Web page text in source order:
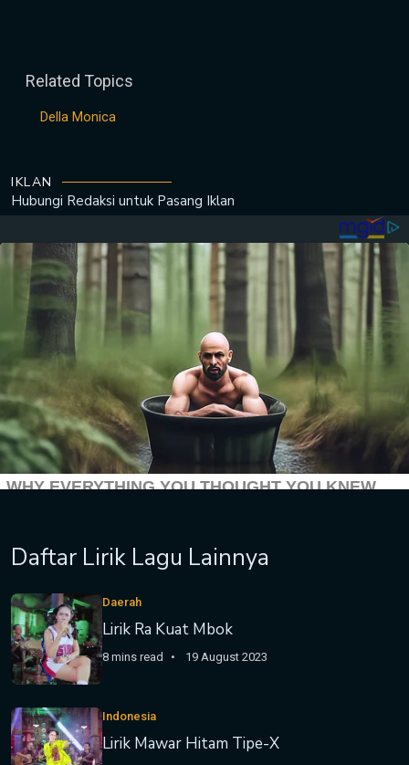
Related Topics
Della Monica
IKLAN
Hubungi Redaksi untuk Pasang Iklan
Daftar Lirik Lagu Lainnya
Daerah
Lirik Ra Kuat Mbok
8 mins read 19 August 2023
Indonesia
Lirik Mawar Hitam Tipe-X